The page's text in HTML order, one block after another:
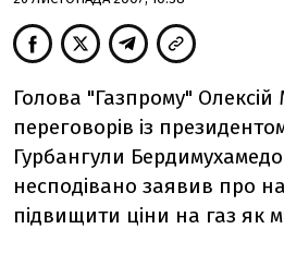
Голова "Газпрому" Олексій
переговорів із
Гурбангули
несподівано заявив про
підвищити ціни на газ як